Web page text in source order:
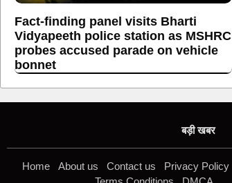
Fact-finding panel visits Bharti
Vidyapeeth police station as MSHRC
probes accused parade on vehicle
bonnet
बड़ी खबर
Home About us Contact us Privacy Policy